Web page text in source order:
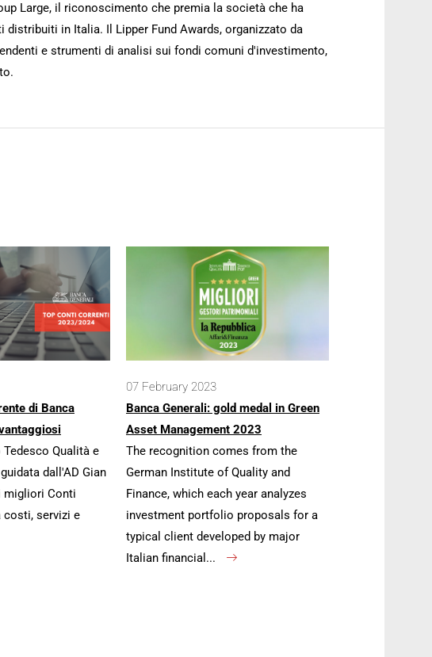
Large, il riconoscimento che premia la società che ha
in Italia. Il Lipper Fund Awards, organizzato da
e strumenti di analisi sui fondi comuni d'investimento,
di Banca
Qualità e
dall'AD Gian
migliori Conti
costi, servizi e
07 February 2023
Banca Generali: gold medal in Green
Asset Management 2023
The recognition comes from the
German Institute of Quality and
Finance, which each year analyzes
investment portfolio proposals for a
typical client developed by major
Italian financial...